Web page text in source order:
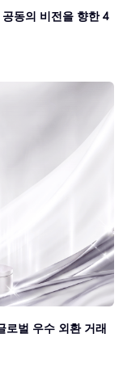
동의 비전을 향한 4
로벌 우수 외환 거래